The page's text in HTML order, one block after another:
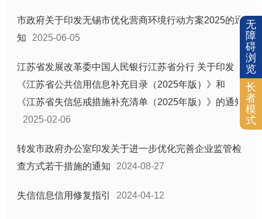
科技项目管理
国有企业信息
税收优惠
质量信息
化解过剩产能工作信息
政策文件库
新闻发布会
市政府关于印发无锡市优化营商环境行动方案2025的通
知
2025-06-05
江苏省发展改革委中国人民银行江苏省分行 关于印发
《江苏省公共信用信息补充目录（2025年版）》和
《江苏省失信惩戒措施补充清单（2025年版）》的通知
2025-02-06
转发市政府办公室印发关于进一步优化完善企业监管检
查方式若干措施的通知
2024-08-27
失信信息信用修复指引 2024-04-12
无
障
碍
浏
览
长
者
模
式